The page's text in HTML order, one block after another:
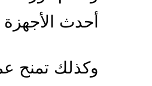
أحدث
وكذلك تمنح